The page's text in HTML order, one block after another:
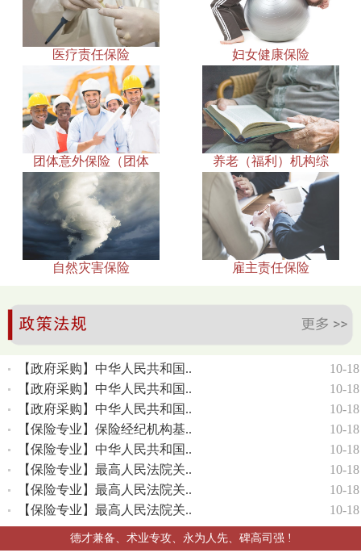
医疗责任保险 妇女健康保险
团体意外保险（团体 养老（福利）机构综
自然灾害保险 雇主责任保险
【政府采购】中华人民共和国..
10-18
【政府采购】中华人民共和国..
10-18
【政府采购】中华人民共和国..
10-18
【保险专业】保险经纪机构基..
10-18
【保险专业】中华人民共和国..
10-18
【保险专业】最高人民法院关..
10-18
【保险专业】最高人民法院关..
10-18
【保险专业】最高人民法院关..
10-18
德才兼备、术业专攻、永为人先、碑高司强 !